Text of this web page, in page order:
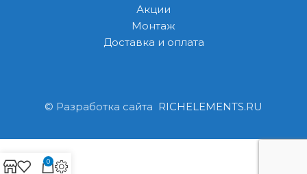
Акции
Монтаж
Доставка и оплата
© Разработка сайта RICHELEMENTS.RU
0